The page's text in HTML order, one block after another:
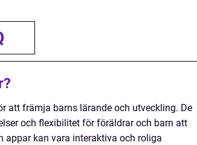
att främja barns lärande och utveckling. De
och flexibilitet för föräldrar och barn att
appar kan vara interaktiva och roliga